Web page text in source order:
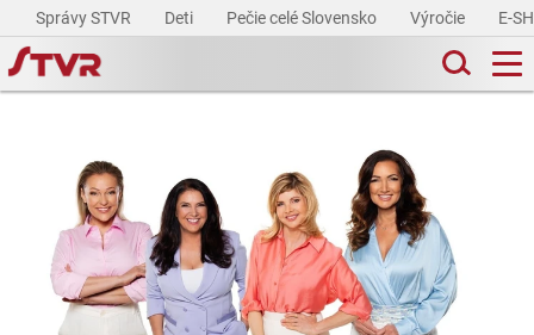
Správy STVR Deti Pečie celé Slovensko Výročie E-